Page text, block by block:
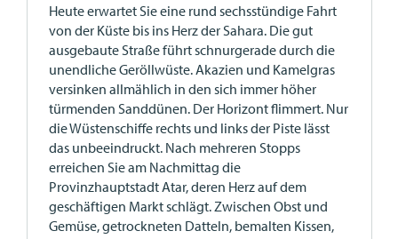
Heute erwartet Sie eine rund sechsstündige Fahrt
von der Küste bis ins Herz der Sahara. Die gut
ausgebaute Straße führt schnurgerade durch die
unendliche Geröllwüste. Akazien und Kamelgras
versinken allmählich in den sich immer höher
türmenden Sanddünen. Der Horizont flimmert. Nur
die Wüstenschiffe rechts und links der Piste lässt
das unbeeindruckt. Nach mehreren Stopps
erreichen Sie am Nachmittag die
Provinzhauptstadt Atar, deren Herz auf dem
geschäftigen Markt schlägt. Zwischen Obst und
Gemüse, getrockneten Datteln, bemalten Kissen,